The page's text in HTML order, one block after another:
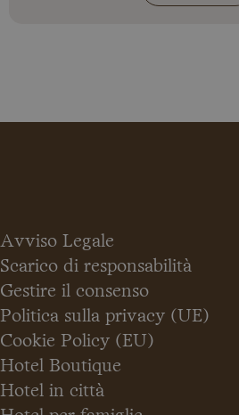
Avviso Legale
Scarico di responsabilità
Gestire il consenso
Politica sulla privacy (UE)
Cookie Policy (EU)
Hotel Boutique
Hotel in città